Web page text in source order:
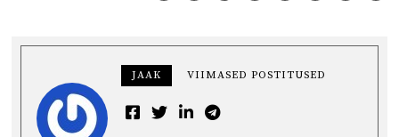
JAAK VIIMASED POSTITUSED